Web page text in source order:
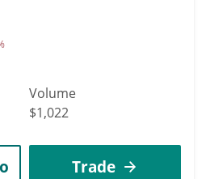
Volume
$1,022
Trade